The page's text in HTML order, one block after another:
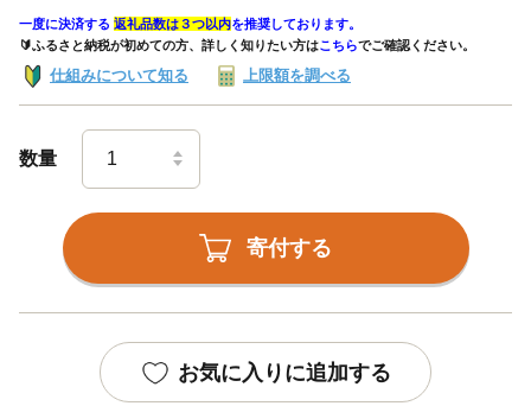
一度に決済する 返礼品数は３つ以内を推奨しております。
🔰ふるさと納税が初めての方、詳しく知りたい方はこちらでご確認ください。
仕組みについて知る 上限額を調べる
数量
寄付する
お気に入りに追加する